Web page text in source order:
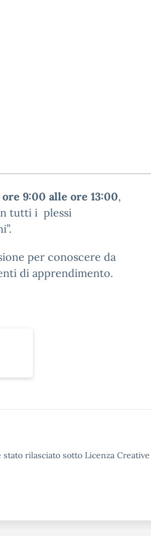
ore 9:00 alle ore 13:00,
tutti i plessi
per conoscere da
di apprendimento.
rilasciato sotto Licenza